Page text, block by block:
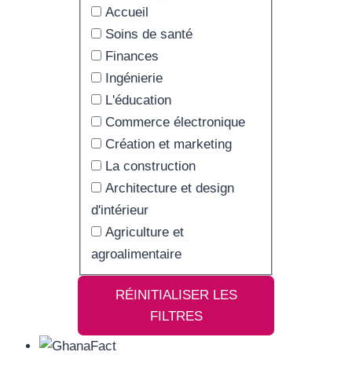
Accueil
Soins de santé
Finances
Ingénierie
L'éducation
Commerce électronique
Création et marketing
La construction
Architecture et design
d'intérieur
Agriculture et
agroalimentaire
RÉINITIALISER LES
FILTRES